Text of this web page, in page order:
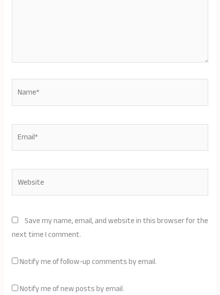
Save my name, email, and website in this browser for the
next time I comment.
Notify me of follow-up comments by email.
Notify me of new posts by email.